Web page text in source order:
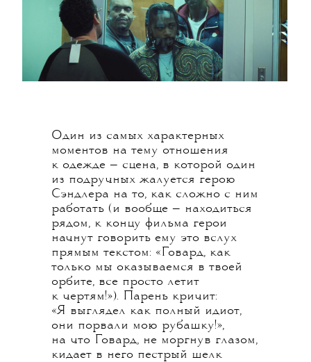
Один из самых характерных
моментов на тему отношения
к одежде — сцена, в которой один
из подручных жалуется герою
Сэндлера на то, как сложно с ним
работать (и вообще — находиться
рядом, к концу фильма герои
начнут говорить ему это вслух
прямым текстом: «Говард, как
только мы оказываемся в твоей
орбите, все просто летит
к чертям!»). Парень кричит:
«Я выглядел как полный идиот,
они порвали мою рубашку!»,
на что Говард, не моргнув глазом,
кидает в него пестрый шелк